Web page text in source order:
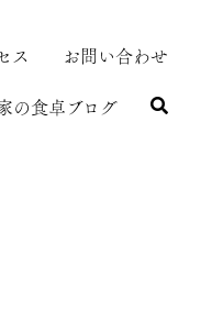
ス お問い合わせ
の食卓ブログ